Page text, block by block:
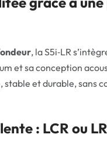
, la S5i‑LR
et sa conception
et durable, sans
: LCR ou LR